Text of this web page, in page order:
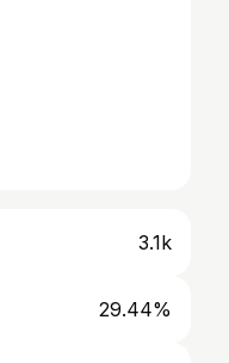
3.1k
29.44%